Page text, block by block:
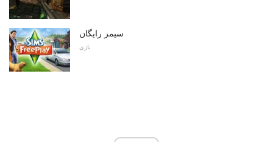
سیمز رایگان
بازی